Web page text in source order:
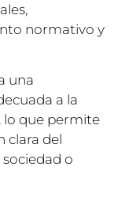
normativo y
una
a la
lo que permite
clara del
o